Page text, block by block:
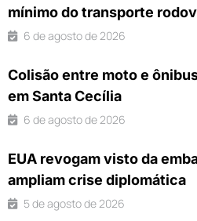
mínimo do transporte
6 de agosto de 2026
Colisão entre moto e
em Santa Cecília
6 de agosto de 2026
EUA revogam visto da
ampliam crise diplomática
5 de agosto de 2026